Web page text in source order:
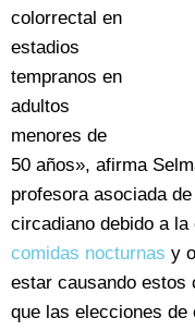
colorrectal en
estadios
tempranos en
adultos
menores de
50 años», afirma
profesora asociada
circadiano debido a
comidas nocturnas y
estar causando estos
que las elecciones de